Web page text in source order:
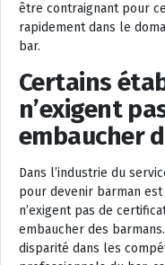
être contraignant pour
rapidement dans le
bar.
Certains
n’exigent
embaucher
Dans l’industrie du
pour devenir barman
n’exigent pas de
embaucher des
disparité dans les